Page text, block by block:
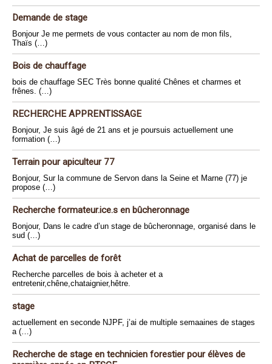
Demande de stage
Bonjour Je me permets de vous contacter au nom de mon fils,
Thaïs (…)
Bois de chauffage
bois de chauffage SEC Très bonne qualité Chênes et charmes et
frênes. (…)
RECHERCHE APPRENTISSAGE
Bonjour, Je suis âgé de 21 ans et je poursuis actuellement une
formation (…)
Terrain pour apiculteur 77
Bonjour, Sur la commune de Servon dans la Seine et Marne (77) je
propose (…)
Recherche formateur.ice.s en bûcheronnage
Bonjour, Dans le cadre d’un stage de bûcheronnage, organisé dans le
sud (…)
Achat de parcelles de forêt
Recherche parcelles de bois à acheter et a
entretenir,chêne,chataignier,hêtre.
stage
actuellement en seconde NJPF, j’ai de multiple semaaines de stages
a (…)
Recherche de stage en technicien forestier pour élèves de